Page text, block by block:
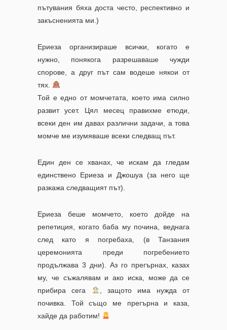
пътувания бяха доста често, респективно и
закъсненията ми.)
Ериеза организираше всички, когато е
нужно, понякога разрешаваше чужди
спорове, а друг път сам водеше някои от
тях.
Той е едно от момчетата, което има силно
развит усет. Цял месец правихме етюди,
всеки ден им давах различни задачи, а това
момче ме изумяваше всеки следващ път.
Един ден се хванах, че искам да гледам
единствено Ериеза и Джошуа (за него ще
разкажа следващият път).
Ериеза беше момчето, което дойде на
репетиция, когато баба му почина, веднага
след като я погребаха, (в Танзания
церемонията преди погребението
продължава 3 дни). Аз го прегърнах, казах
му, че съжалявам и ако иска, може да се
прибира сега
, защото има нужда от
почивка. Той също ме прегърна и каза,
хайде да работим!